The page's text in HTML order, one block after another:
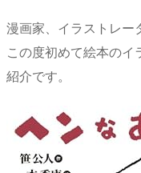
漫画家、イラストレー
この度初めて絵本のイ
紹介です。